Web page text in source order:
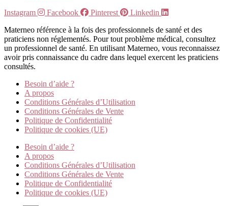
Instagram
Facebook Pinterest
Linkedin
Materneo référence à la fois des professionnels de santé et des
praticiens non réglementés. Pour tout problème médical, consultez
un professionnel de santé. En utilisant Materneo, vous reconnaissez
avoir pris connaissance du cadre dans lequel exercent les praticiens
consultés.
Besoin d’aide ?
A propos
Conditions Générales d’Utilisation
Conditions Générales de Vente
Politique de Confidentialité
Politique de cookies (UE)
Besoin d’aide ?
A propos
Conditions Générales d’Utilisation
Conditions Générales de Vente
Politique de Confidentialité
Politique de cookies (UE)